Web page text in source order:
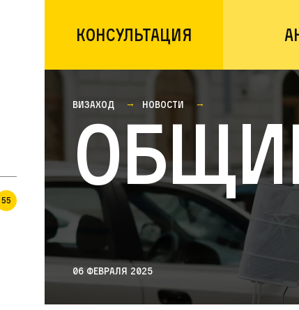
Консультация
55
Визаход Новости
06 февраля 2025